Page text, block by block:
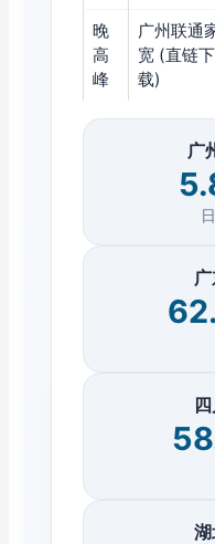
晚
高
峰
广州联通
宽 (直链下
载)
广